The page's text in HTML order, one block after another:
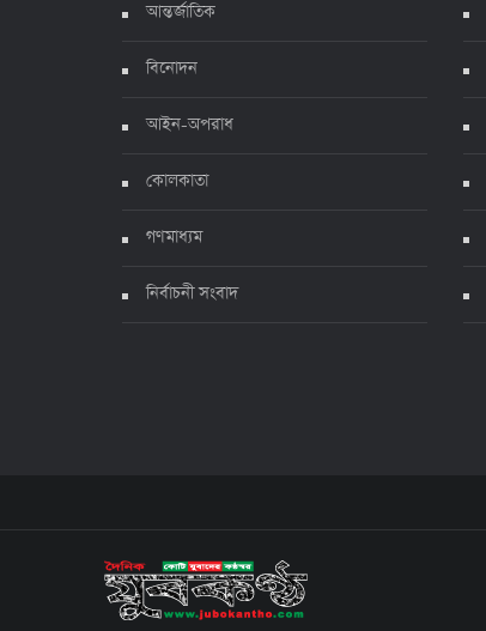
আন্তর্জাতিক
বিনোদন
আইন-অপরাধ
কোলকাতা
গণমাধ্যম
নির্বাচনী সংবাদ